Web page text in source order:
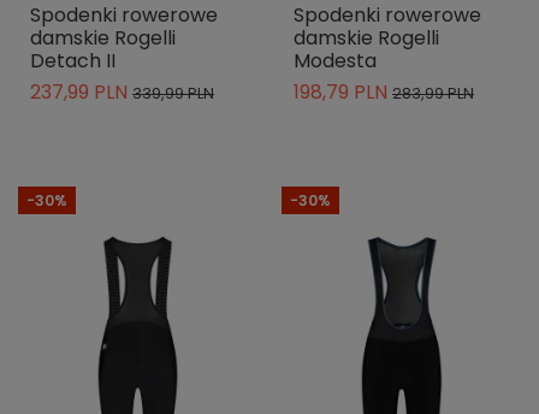
Spodenki rowerowe
damskie Rogelli
Detach II
237,99 PLN 339,99 PLN
Spodenki rowerowe
damskie Rogelli
Modesta
198,79 PLN 283,99 PLN
-30% -30%